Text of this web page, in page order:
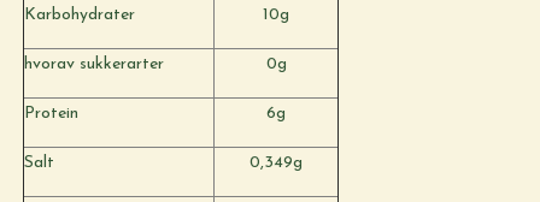
Karbohydrater 10g
hvorav sukkerarter 0g
Protein 6g
Salt 0,349g